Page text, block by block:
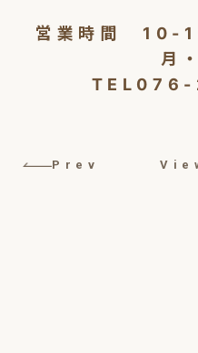
営業時間 10-
月
Prev